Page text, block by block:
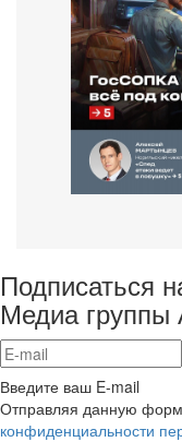
Подписаться
Медиа группы
Введите ваш E-mail
Отправляя данную
конфиденциальности